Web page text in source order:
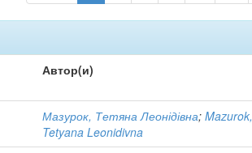
Автор(и)
Мазурок, Тетяна Леонідівна;Mazurok,
Tetyana Leonidivna